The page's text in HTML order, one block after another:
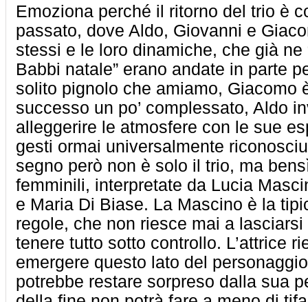
Emoziona perché il ritorno del trio è
passato, dove Aldo, Giovanni e
stessi e le loro dinamiche, che già ne
Babbi natale” erano andate in parte
solito pignolo che amiamo, Giacomo
successo un po’ complessato, Aldo
alleggerire le atmosfere con le sue
gesti ormai universalmente
segno però non è solo il trio, ma
femminili, interpretate da Lucia
e Maria Di Biase. La Mascino è la
regole, che non riesce mai a
tenere tutto sotto controllo. L’attrice
emergere questo lato del
potrebbe restare sorpreso dalla sua